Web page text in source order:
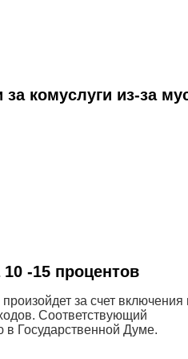
комуслуги из-за
-15 процентов
за счет включения
Соответствующий
в Государственной Думе.